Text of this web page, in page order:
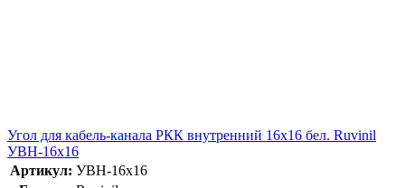
Угол для кабель-канала РКК внутренний 16х16 бел. Ruvinil
УВН-16х16
Артикул: УВН-16х16